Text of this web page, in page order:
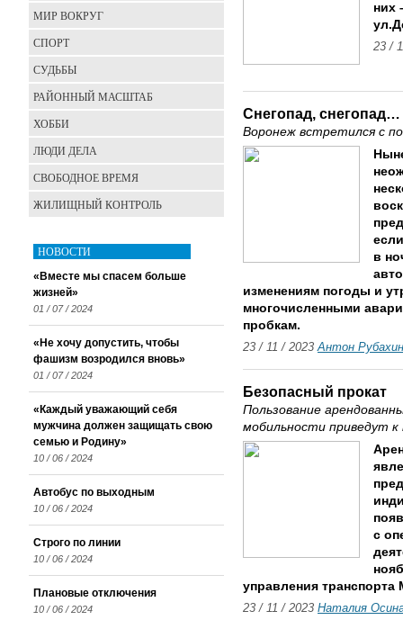
них
23 /
Снегопад, снегопад…
Воронеж встретился с
в
изменениям погоды и
многочисленными
пробкам.
23 / 11 / 2023Антон Рубахин
Безопасный прокат
Пользование
мобильности приведут
с
управления транспорта
23 / 11 / 2023 Наталия
МИР ВОКРУГ
СПОРТ
СУДЬБЫ
РАЙОННЫЙ МАСШТАБ
ХОББИ
ЛЮДИ ДЕЛА
СВОБОДНОЕ ВРЕМЯ
ЖИЛИЩНЫЙ КОНТРОЛЬ
НОВОСТИ
«Вместе мы спасем больше
жизней»
01 / 07 / 2024
«Не хочу допустить, чтобы
фашизм возродился вновь»
01 / 07 / 2024
«Каждый уважающий себя
мужчина должен защищать свою
семью и Родину»
10 / 06 / 2024
Автобус по выходным
10 / 06 / 2024
Строго по линии
10 / 06 / 2024
Плановые отключения
10 / 06 / 2024